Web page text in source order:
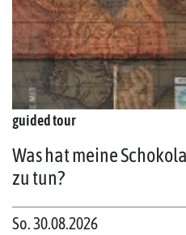
guided tour
Was hat meine
zu tun?
So. 30.08.2026